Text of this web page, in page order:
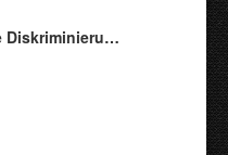
Diskriminieru…